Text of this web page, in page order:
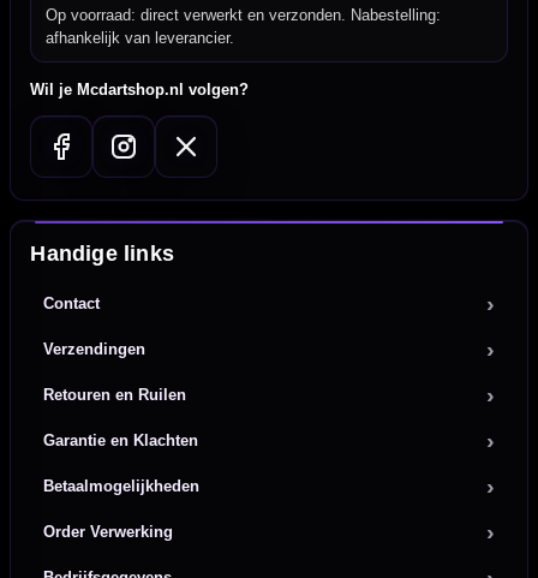
Op voorraad: direct verwerkt en verzonden. Nabestelling:
afhankelijk van leverancier.
Wil je Mcdartshop.nl volgen?
Handige links
Contact
Verzendingen
Retouren en Ruilen
Garantie en Klachten
Betaalmogelijkheden
Order Verwerking